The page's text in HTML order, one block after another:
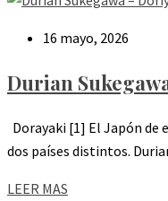
16 mayo, 2026
Durian
Dorayaki [1] El Japón de
dos países distintos.
LEER MAS